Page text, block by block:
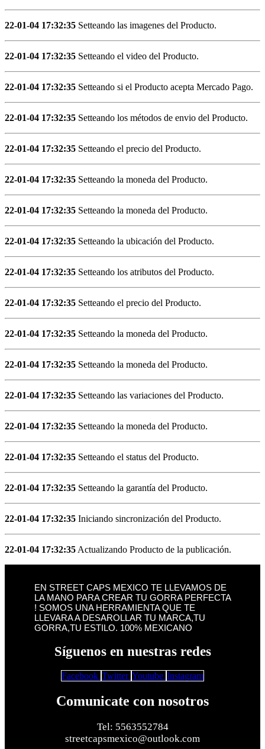
22-01-04 17:32:35 Setteando las imagenes del Producto.
22-01-04 17:32:35 Setteando el video del Producto.
22-01-04 17:32:35 Setteando si el Producto acepta Mercado Pago.
22-01-04 17:32:35 Setteando los métodos de envio del Producto.
22-01-04 17:32:35 Setteando el precio del Producto.
22-01-04 17:32:35 Setteando la moneda del Producto.
22-01-04 17:32:35 Setteando la moneda del Producto.
22-01-04 17:32:35 Setteando la ubicación del Producto.
22-01-04 17:32:35 Setteando los atributos del Producto.
22-01-04 17:32:35 Setteando el precio del Producto.
22-01-04 17:32:35 Setteando la moneda del Producto.
22-01-04 17:32:35 Setteando la moneda del Producto.
22-01-04 17:32:35 Setteando las variaciones del Producto.
22-01-04 17:32:35 Setteando la moneda del Producto.
22-01-04 17:32:35 Setteando el status del Producto.
22-01-04 17:32:35 Setteando la garantía del Producto.
22-01-04 17:32:35 Iniciando sincronización del Producto.
22-01-04 17:32:35 Actualizando Producto de la publicación.
EN STREET CAPS MEXICO TE LLEVAMOS DE
LA MANO PARA CREAR TU GORRA PERFECTA
! SOMOS UNA HERRAMIENTA QUE TE
LLEVARA A DESAROLLAR TU MARCA,TU
GORRA,TU ESTILO. 100% MEXICANO
Síguenos en nuestras redes
Facebook Twitter Youtube Instagram
Comunicate con nosotros
Tel: 5563552784
streetcapsmexico@outlook.com